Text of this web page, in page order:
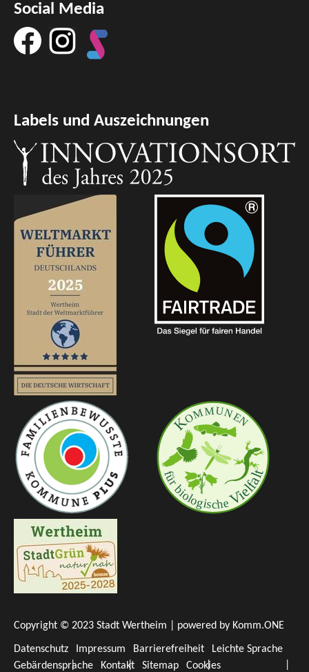
Social Media
Labels und Auszeichnungen
Copyright © 2023 Stadt Wertheim | powered by Komm.ONE
Datenschutz Impressum Barrierefreiheit
Leichte Sprache
Gebärdensprache
Kontakt Sitemap Cookies